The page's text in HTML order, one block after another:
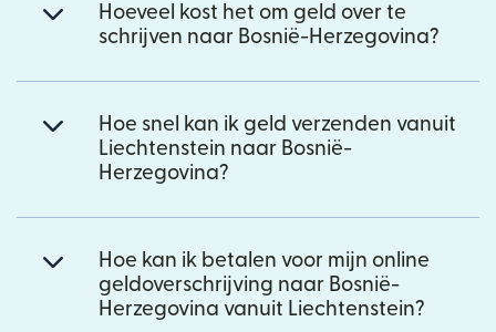
Hoeveel kost het om geld over te
schrijven naar Bosnië-Herzegovina?
Hoe snel kan ik geld verzenden vanuit
Liechtenstein naar Bosnië-
Herzegovina?
Hoe kan ik betalen voor mijn online
geldoverschrijving naar Bosnië-
Herzegovina vanuit Liechtenstein?